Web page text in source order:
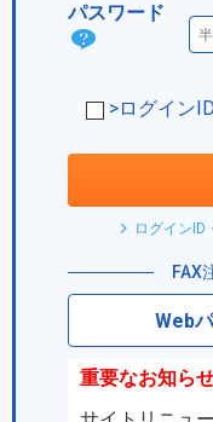
IDと
パスワード
パス
ド
は？
>ログイン
ログインID
FAX
Web
重要なお知ら